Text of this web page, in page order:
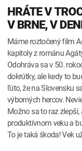
HRÁTE V
V BRNE, V
Máme roztočený film
kapitoly z románu
Odohráva sa v 50.
dokrútky, ale kedy to
ľúto, že na Slovensku
výborných hercov.
Možno sa to raz
produktívnom veku a
To je taká škoda! Vek